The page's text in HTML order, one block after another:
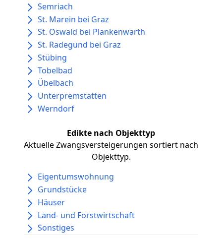
Semriach
St. Marein bei Graz
St. Oswald bei Plankenwarth
St. Radegund bei Graz
Stübing
Tobelbad
Übelbach
Unterpremstätten
Werndorf
Edikte nach Objekttyp
Aktuelle Zwangsversteigerungen sortiert nach
Objekttyp.
Eigentumswohnung
Grundstücke
Häuser
Land- und Forstwirtschaft
Sonstiges